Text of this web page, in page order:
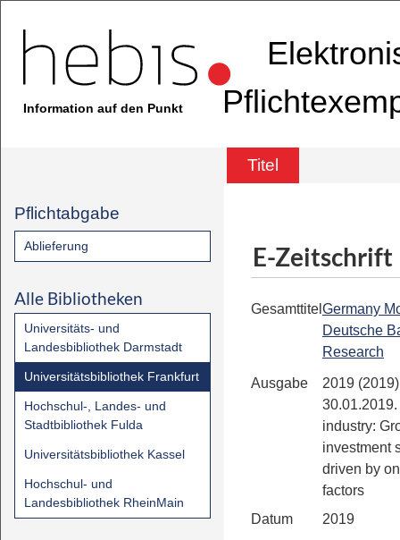
Information auf den Punkt
Titel
Pflichtabgabe
Ablieferung
Alle Bibliotheken
Universitäts- und
Landesbibliothek Darmstadt
Universitätsbibliothek Frankfurt
Hochschul-, Landes- und
Stadtbibliothek Fulda
Universitätsbibliothek Kassel
Hochschul- und
Landesbibliothek RheinMain
E-Zeitschrift
Gesamttitel Germany
Deutsche
Research
Ausgabe
2019 (2019)
industry:
investment
driven by
factors
Datum
2019